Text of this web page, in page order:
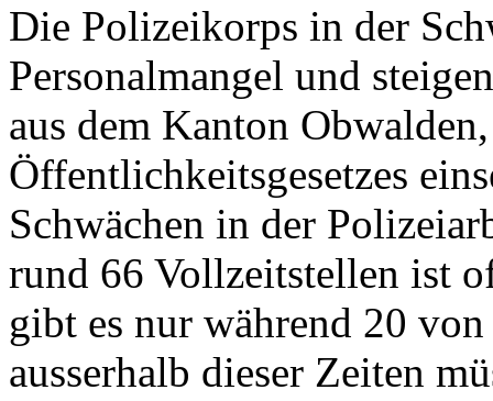
Die Polizeikorps in der
Personalmangel und
aus dem Kanton
Öffentlichkeitsgesetzes
Schwächen in der
rund 66 Vollzeitstellen ist
gibt es nur während 20
ausserhalb dieser Zeiten